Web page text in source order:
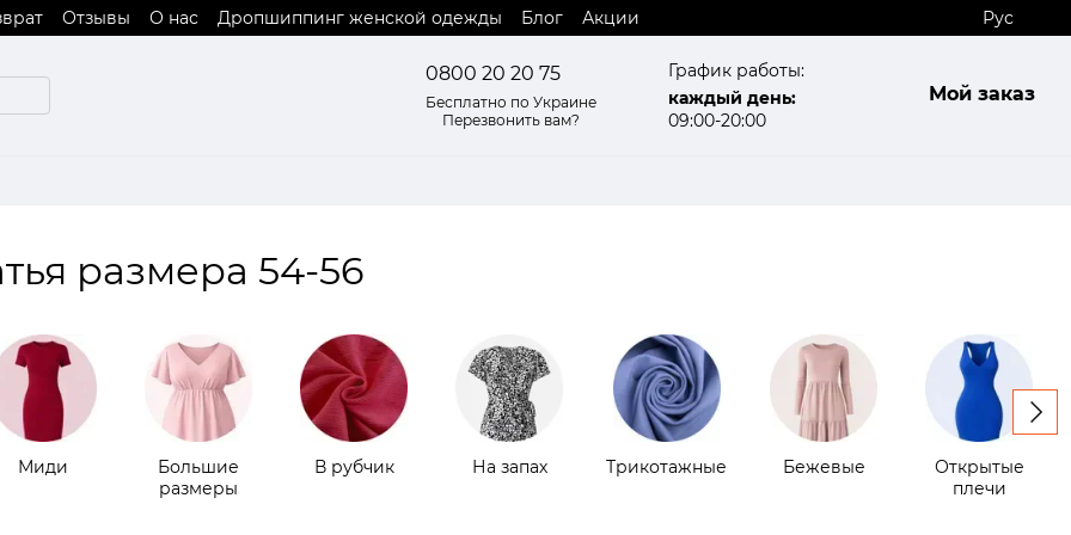
Отзывы О нас Дропшиппинг женской одежды Блог
Акции
Рус
0800 20 20 75
Бесплатно по Украине
Перезвонить вам?
График работы:
каждый день:
09:00-20:00
Мой заказ
размера 54-56
Миди
Большие
размеры
В рубчик На запах Трикотажные Бежевые
Открытые
плечи